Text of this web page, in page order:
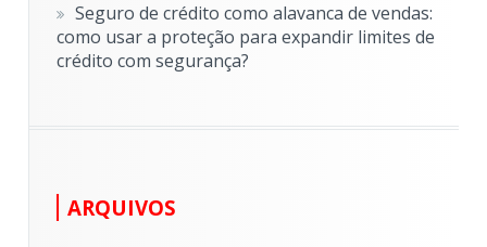
Seguro de crédito como alavanca de vendas:
como usar a proteção para expandir limites de
crédito com segurança?
ARQUIVOS